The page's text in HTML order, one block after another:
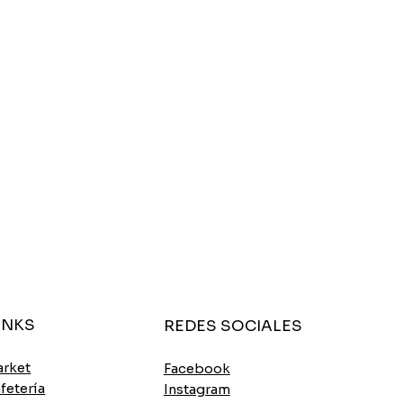
REDES SOCIALES
Facebook
Instagram